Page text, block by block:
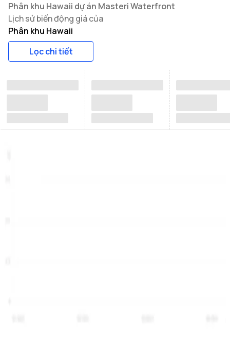
Phân khu Hawaii dự án Masteri Waterfront
Lịch sử biến động giá của
Phân khu Hawaii
Lọc chi tiết